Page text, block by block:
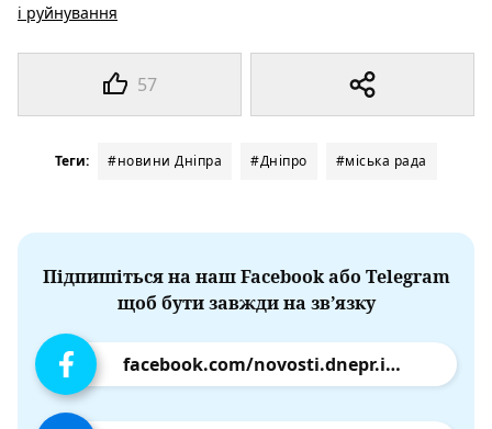
57
і руйнування
Теги: #новини Дніпра #Дніпро #міська рада
Підпишіться на наш Facebook або Telegram
щоб бути завжди на зв’язку
facebook.com/novosti.dnepr.info